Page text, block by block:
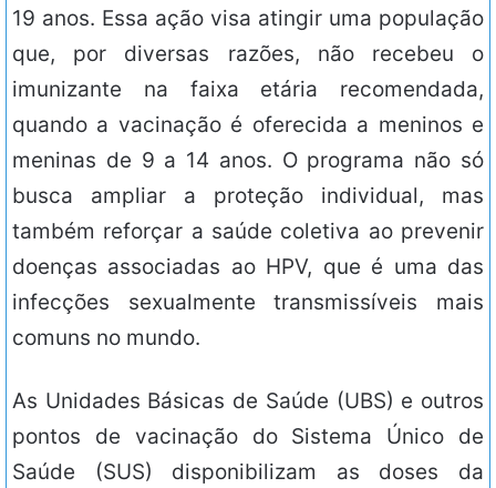
19 anos. Essa ação visa atingir uma população
que, por diversas razões, não recebeu o
imunizante na faixa etária recomendada,
quando a vacinação é oferecida a meninos e
meninas de 9 a 14 anos. O programa não só
busca ampliar a proteção individual, mas
também reforçar a saúde coletiva ao prevenir
doenças associadas ao HPV, que é uma das
infecções sexualmente transmissíveis mais
comuns no mundo.
As Unidades Básicas de Saúde (UBS) e outros
pontos de vacinação do Sistema Único de
Saúde (SUS) disponibilizam as doses da